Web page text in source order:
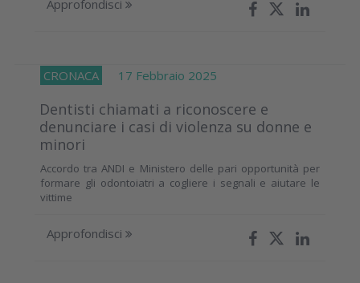
Approfondisci
CRONACA 17 Febbraio 2025
Dentisti chiamati a riconoscere e
denunciare i casi di violenza su donne e
minori
Accordo tra ANDI e Ministero delle pari opportunità per
formare gli odontoiatri a cogliere i segnali e aiutare le
vittime
Approfondisci